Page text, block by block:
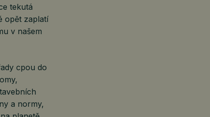
tekutá
opět zaplatí
v našem
cpou do
a normy,